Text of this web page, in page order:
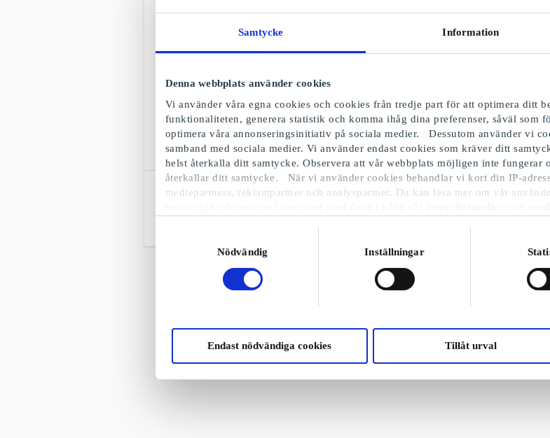
Samtycke Information
Denna webbplats använder cookies
Vi använder våra egna cookies och cookies från tredje part för att optimera ditt
funktionaliteten, generera statistik och komma ihåg dina preferenser, såväl som
optimera våra annonseringsinitiativ på sociala medier. Dessutom använder vi
samband med sociala medier. Vi använder endast cookies som kräver ditt
helst återkalla ditt samtycke. Observera att vår webbplats möjligen inte fungerar
återkallar ditt samtycke. När vi använder cookies behandlar vi kort din IP-
mediepartners, reklampartner och analyspartner. Du kan läsa mer om vår
Nödvändig
Inställningar
Endast nödvändiga cookies Tillåt urval
Dressmann SE Presentkort